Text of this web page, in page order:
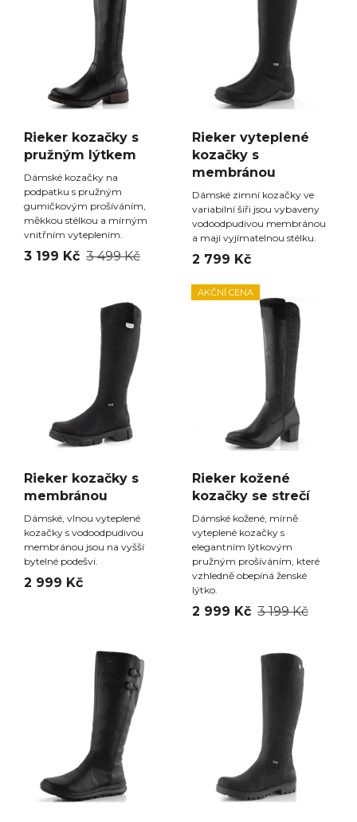
Rieker kozačky s
pružným lýtkem
Dámské kozačky na
podpatku s pružným
gumičkovým prošíváním,
měkkou stélkou a mírným
vnitřním vyteplením.
3 199 Kč 3 499 Kč
Rieker vyteplené
kozačky s
membránou
Dámské zimní kozačky ve
variabilní šíři jsou vybaveny
vodoodpudivou membránou
a mají vyjímatelnou stélku.
2 799 Kč
Rieker kozačky s
membránou
Dámské, vlnou vyteplené
kozačky s vodoodpudivou
membránou jsou na vyšší
bytelné podešvi.
2 999 Kč
AKČNÍ CENA
Rieker kožené
kozačky se strečí
Dámské kožené, mírně
vyteplené kozačky s
elegantním lýtkovým
pružným prošíváním, které
vzhledně obepíná ženské
lýtko.
2 999 Kč 3 199 Kč